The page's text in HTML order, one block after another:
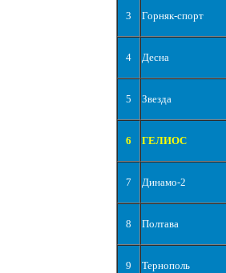
3 Горняк-спорт
4 Десна
5 Звезда
6 ГЕЛИОС
7 Динамо-2
8 Полтава
9 Тернополь